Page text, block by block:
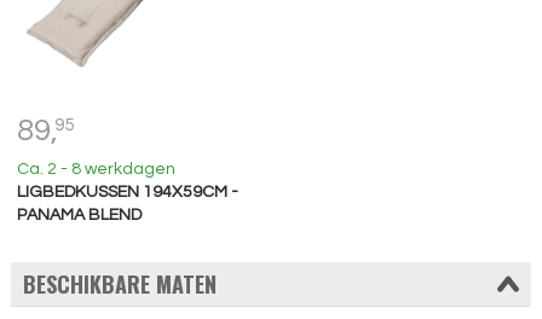
89,95
Ca. 2 - 8 werkdagen
LIGBEDKUSSEN 194X59CM -
PANAMA BLEND
BESCHIKBARE MATEN